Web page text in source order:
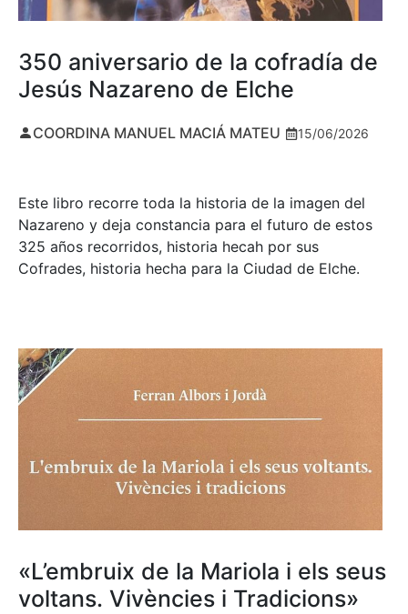
350 aniversario de la cofradía de
Jesús Nazareno de Elche
COORDINA MANUEL MACIÁ MATEU 15/06/2026
Este libro recorre toda la historia de la imagen del
Nazareno y deja constancia para el futuro de estos
325 años recorridos, historia hecah por sus
Cofrades, historia hecha para la Ciudad de Elche.
«L’embruix de la Mariola i els seus
voltans. Vivències i Tradicions»